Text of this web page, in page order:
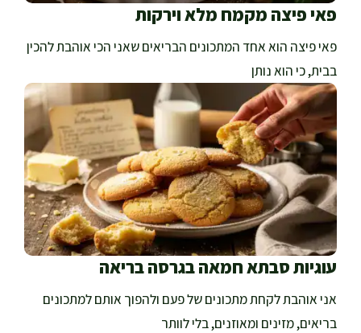
פאי פיצה מקמח מלא וירקות
פאי פיצה הוא אחד המתכונים הבריאים שאני הכי אוהבת להכין
בבית, כי הוא נותן
עוגיות סבתא חמאה בגרסה בריאה
אני אוהבת לקחת מתכונים של פעם ולהפוך אותם למתכונים
בריאים, מזינים ומאוזנים, בלי לוותר